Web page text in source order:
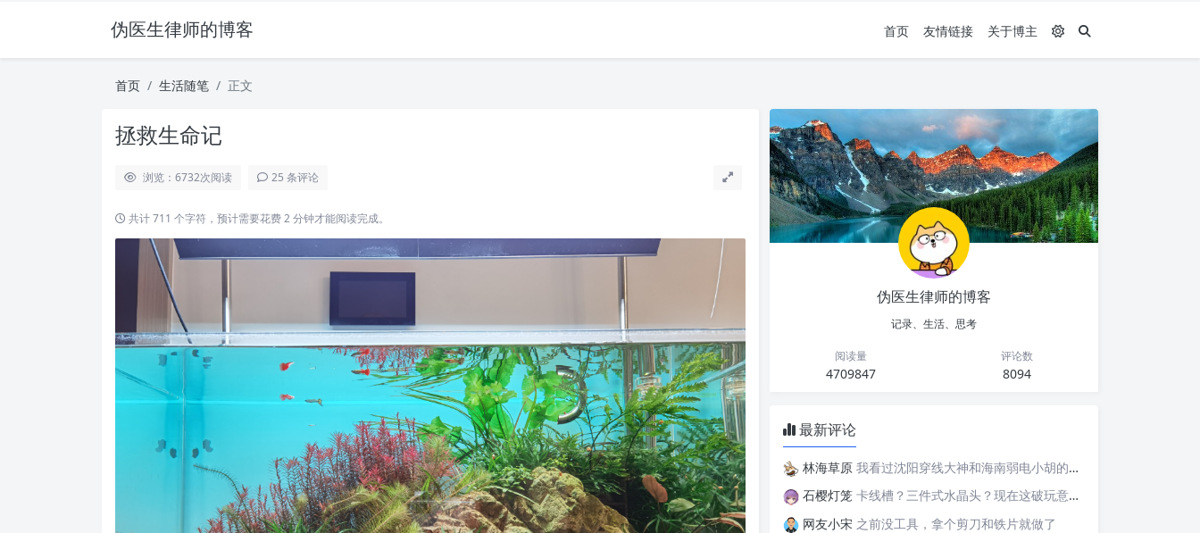
伪医生律师的博客 首页 友情链接 关于博主
首页 生活随笔 正文
拯救生命记
浏览：6732次阅读 25 条评论
共计 711 个字符，预计需要花费 2 分钟才能阅读完成。
伪医生律师的博客
记录、生活、思考
阅读量
4709847
评论数
8094
最新评论
林海草原 我看过沈阳穿线大神和海南弱电小胡的视频，他们做这些的熟练程度，是不是也是建立在这些翻车之上的....
石樱灯笼 卡线槽？三件式水晶头？现在这破玩意变得这么复杂了？
网友小宋 之前没工具，拿个剪刀和铁片就做了